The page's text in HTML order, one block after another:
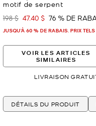
motif de serpent
était
198 $ maintenant
47.40 $ 76 % DE
JUSQU’À 60 % DE RABAIS. PRIX
VOIR LES ARTICLES
SIMILAIRES
LIVRAISON
DÉTAILS DU PRODUIT